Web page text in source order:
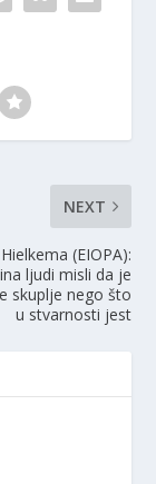
NEXT
(EIOPA):
ljudi misli da je
skuplje nego što
u stvarnosti jest